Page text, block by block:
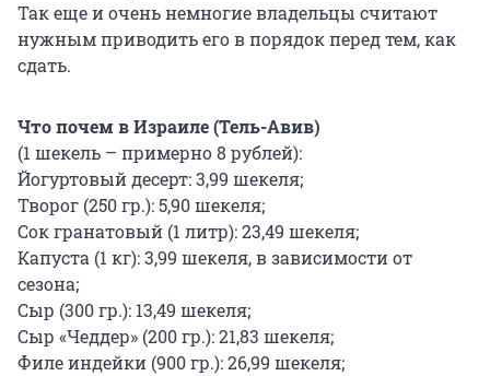
Так еще и очень немногие владельцы считают
нужным приводить его в порядок перед тем, как
сдать.
Что почем в Израиле (Тель-Авив)
(1 шекель – примерно 8 рублей):
Йогуртовый десерт: 3,99 шекеля;
Творог (250 гр.): 5,90 шекеля;
Сок гранатовый (1 литр): 23,49 шекеля;
Капуста (1 кг): 3,99 шекеля, в зависимости от
сезона;
Сыр (300 гр.): 13,49 шекеля;
Сыр «Чеддер» (200 гр.): 21,83 шекеля;
Филе индейки (900 гр.): 26,99 шекеля;